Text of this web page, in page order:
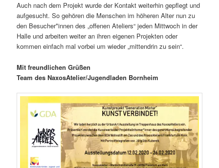
Auch nach dem Projekt wurde der Kontakt weiterhin gepflegt und
aufgesucht. So gehören die Menschen im höheren Alter nun zu
den Besucher*innen des „offenen Ateliers“ jeden Mittwoch in der
Halle und arbeiten weiter an ihren eigenen Projekten oder
kommen einfach mal vorbei um wieder „mittendrin zu sein“.
Mit freundlichen Grüßen
Team des NaxosAtelier/Jugendladen Bornheim